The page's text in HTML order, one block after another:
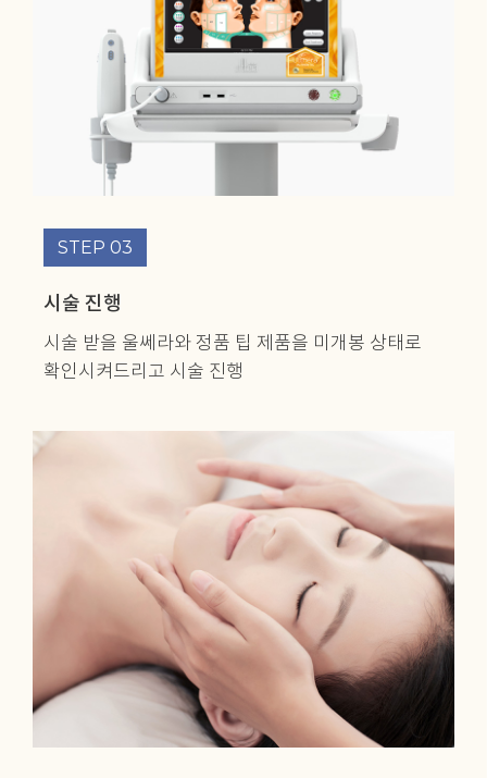
STEP 03
시술 진행
시술 받을 울쎄라와 정품 팁 제품을 미개봉 상태로
확인시켜드리고 시술 진행